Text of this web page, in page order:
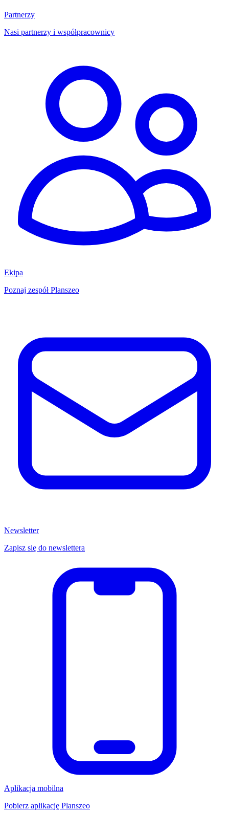
Partnerzy
Nasi partnerzy i współpracownicy
Ekipa
Poznaj zespół Planszeo
Newsletter
Zapisz się do newslettera
Aplikacja mobilna
Pobierz aplikację Planszeo